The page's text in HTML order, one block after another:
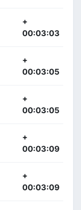
+
00:03:03
+
00:03:05
+
00:03:05
+
00:03:09
+
00:03:09